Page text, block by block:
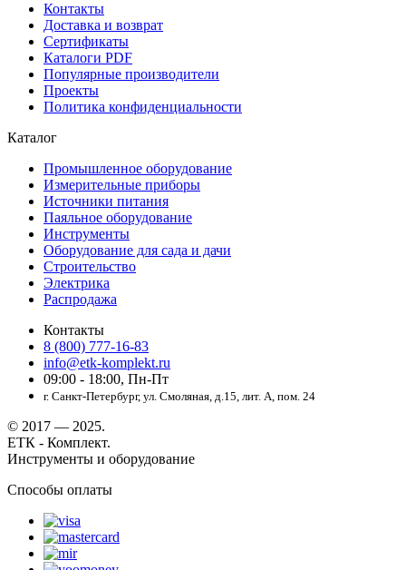
Контакты
Доставка и возврат
Сертификаты
Каталоги PDF
Популярные производители
Проекты
Политика конфиденциальности
Каталог
Промышленное оборудование
Измерительные приборы
Источники питания
Паяльное оборудование
Инструменты
Оборудование для сада и дачи
Строительство
Электрика
Распродажа
Контакты
8 (800) 777-16-83
info@etk-komplekt.ru
09:00 - 18:00, Пн-Пт
г. Санкт-Петербург, ул. Смоляная, д.15, лит. А, пом. 24
© 2017 — 2025.
ЕТК - Комплект.
Инструменты и оборудование
Способы оплаты